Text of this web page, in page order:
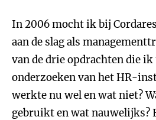
In 2006 mocht ik bij
aan de slag als
van de drie opdrachten die
onderzoeken van het HR-
werkte nu wel en wat niet?
gebruikt en wat nauwelijks?